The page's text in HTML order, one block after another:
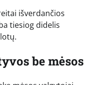
išverdančios
tiesiog didelis
be mėsos